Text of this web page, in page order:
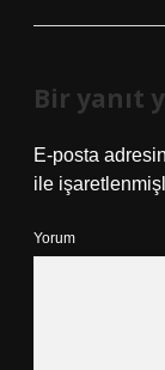
Bir yanıt
E-posta
ile
Yorum